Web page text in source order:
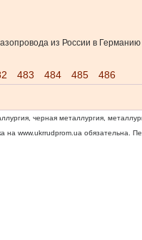
из России в
483 484 485 486
черная металлургия,
на www.ukrrudprom.ua обязательна.